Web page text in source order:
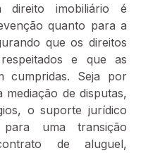
direito imobiliário é
quanto para a
que os direitos
e que as
cumpridas. Seja por
de disputas,
o suporte jurídico
para uma transição
de aluguel,